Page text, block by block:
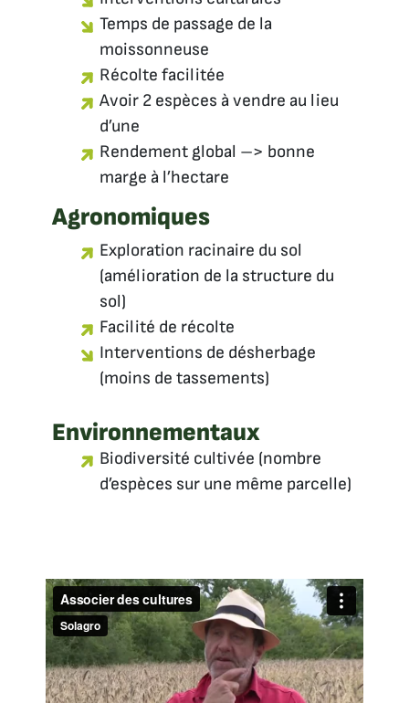
Temps de passage de la
moissonneuse
Récolte facilitée
Avoir 2 espèces à vendre au lieu
d’une
Rendement global –> bonne
marge à l’hectare
Agronomiques
Exploration racinaire du sol
(amélioration de la structure du
sol)
Facilité de récolte
Interventions de désherbage
(moins de tassements)
Environnementaux
Biodiversité cultivée (nombre
d’espèces sur une même parcelle)